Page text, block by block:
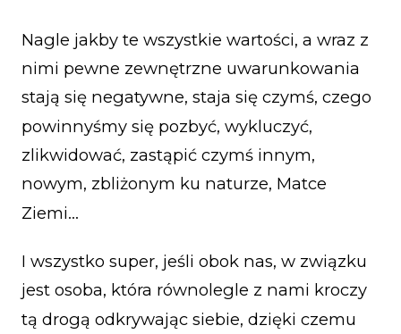
Nagle jakby te wszystkie wartości, a wraz z
nimi pewne zewnętrzne uwarunkowania
stają się negatywne, staja się czymś, czego
powinnyśmy się pozbyć, wykluczyć,
zlikwidować, zastąpić czymś innym,
nowym, zbliżonym ku naturze, Matce
Ziemi…
I wszystko super, jeśli obok nas, w związku
jest osoba, która równolegle z nami kroczy
tą drogą odkrywając siebie, dzięki czemu